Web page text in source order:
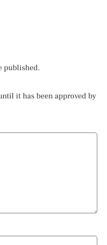
published.
it has been approved by